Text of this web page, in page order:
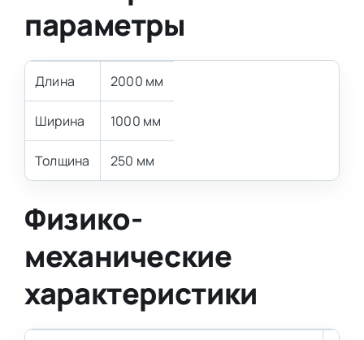
параметры
Длина 2000 мм
Ширина 1000 мм
Толщина 250 мм
Физико-
механические
характеристики